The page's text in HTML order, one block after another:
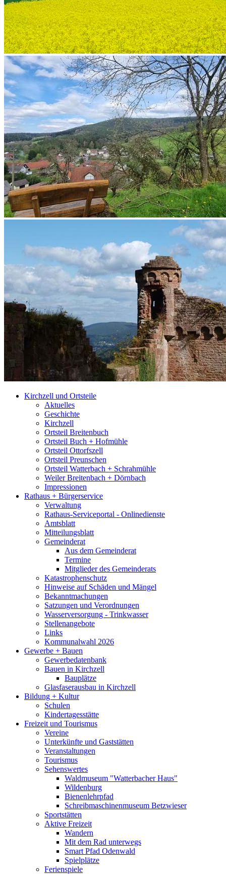
Kirchzell und Ortsteile
Aktuelles
Geschichte
Kirchzell
Ortsteil Breitenbuch
Ortsteil Buch + Hofmühle
Ortsteil Ottorfszell
Ortsteil Preunschen
Ortsteil Watterbach + Schrahmühle
Weiler Breitenbach + Dörnbach
Impressionen
Rathaus + Bürgerservice
Verwaltung
Rathaus-Serviceportal - Onlinedienste
Amtsblatt
Mitteilungsblatt
Gemeinderat
Aus dem Gemeinderat
Termine
Mitglieder des Gemeinderats
Katastrophenschutz
Hinweise auf Schäden und Mängel
Bekanntmachungen
Satzungen und Verordnungen
Wasserversorgung - Trinkwasser
Stellenangebote
Links
Kommunalwahl 2026
Gewerbe + Bauen
Gewerbedatenbank
Bauen in Kirchzell
Bauplätze
Glasfaserausbau in Kirchzell
Bildung + Kultur
Schulen
Kindertagesstätte
Freizeit und Tourismus
Vereine
Unterkünfte und Gaststätten
Veranstaltungen
Tourismus
Sehenswertes
Waldmuseum "Watterbacher Haus"
Wildenburg
Bienenlehrpfad
Schreibmaschinenmuseum Betzwieser
Sportstätten
Aktive Freizeit
Wandern
Mit dem Rad unterwegs
Smart Pfad Odenwald
Spielplätze
Ferienspiele